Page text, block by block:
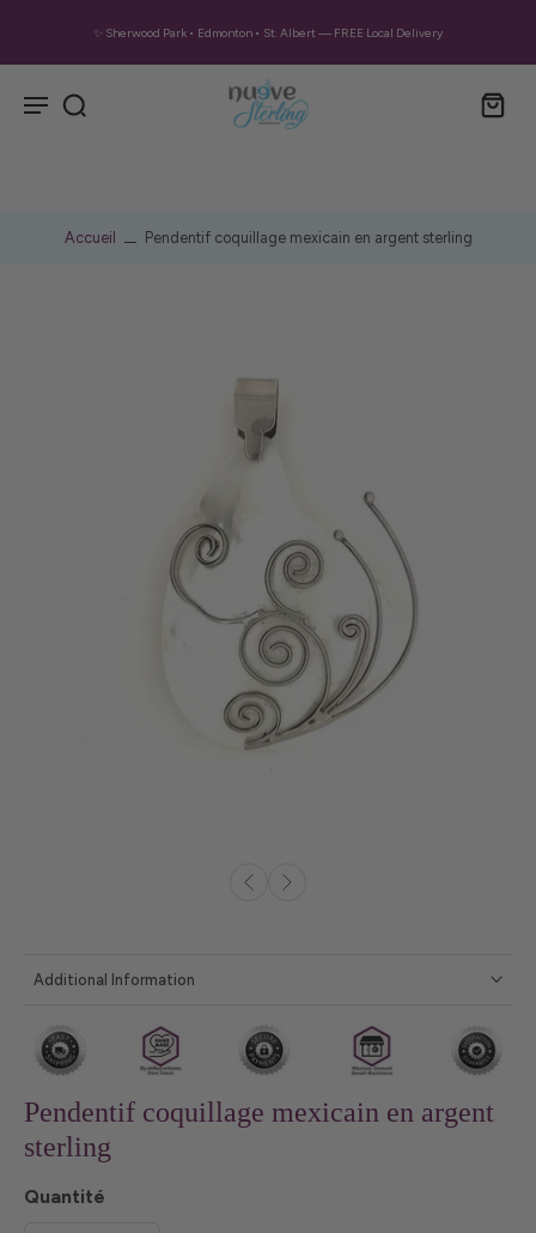
✨ Sherwood Park • Edmonton • St. Albert — FREE Local Delivery
Accueil Pendentif coquillage mexicain en argent sterling
Additional Information
Pendentif coquillage mexicain en argent
sterling
Quantité